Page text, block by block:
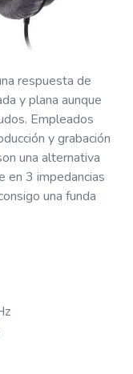
respuesta de
y plana aunque
Empleados
y grabación
una alternativa
en 3 impedancias
una funda